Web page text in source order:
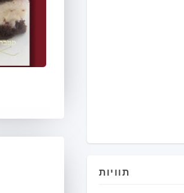
תוויות